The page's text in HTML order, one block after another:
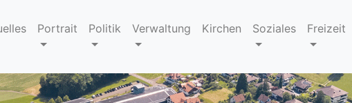
Portrait Politik Verwaltung Kirchen Soziales Freizeit